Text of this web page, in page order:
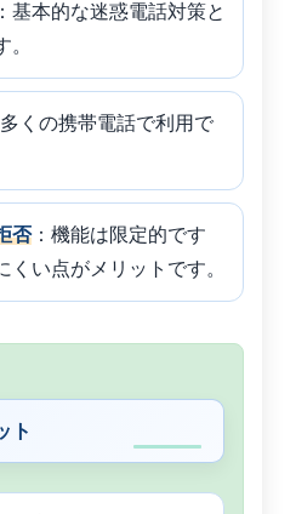
基本的な迷惑電話対策と
。
くの携帯電話で利用で
否：機能は限定的です
くい点がメリットです。
ト